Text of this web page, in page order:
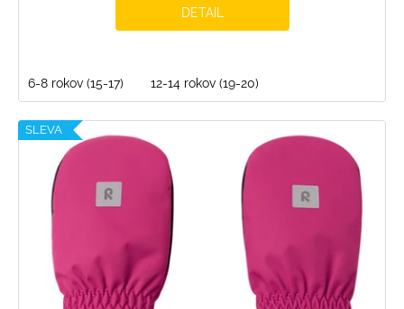
DETAIL
6-8 rokov (15-17) 12-14 rokov (19-20)
SLEVA